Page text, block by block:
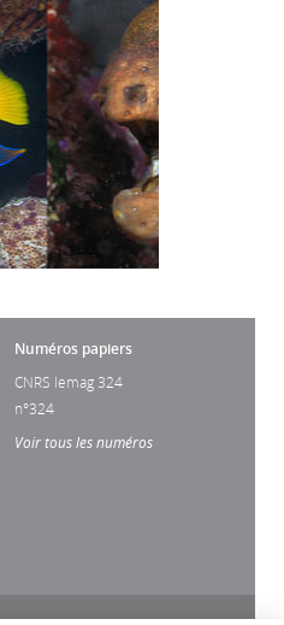
Numéros papiers
CNRS lemag 324
n°324
Voir tous les numéros